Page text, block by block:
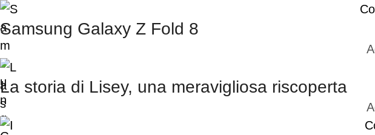
Samsung Galaxy Z Fold 8
La storia di Lisey, una meravigliosa riscoperta